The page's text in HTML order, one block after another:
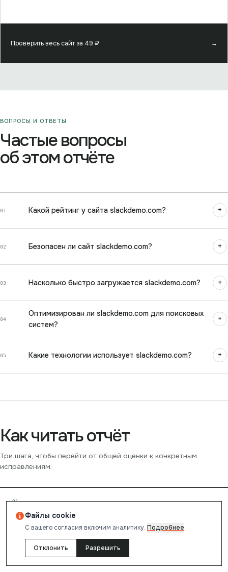
Проверить весь сайт за 49 ₽ →
ВОПРОСЫ И ОТВЕТЫ
Частые вопросы
об этом отчёте
01 Какой рейтинг у сайта slackdemo.com? +
02 Безопасен ли сайт slackdemo.com? +
03 Насколько быстро загружается slackdemo.com? +
04
Оптимизирован ли slackdemo.com для поисковых
систем?
+
05 Какие технологии использует slackdemo.com? +
Как читать отчёт
Три шага, чтобы перейти от общей оценки к конкретным
исправлениям.
01
Смотрите на приоритетные проблемы
Сначала откройте рекомендации: вверху собраны ошибки,
Файлы cookie
С вашего согласия включим аналитику. Подробнее
Отклонить Разрешить